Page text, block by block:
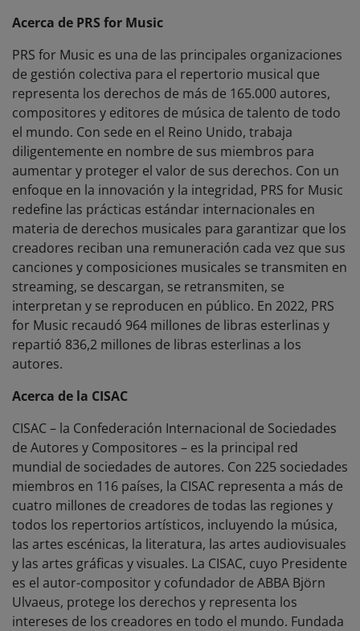
Acerca de PRS for Music
PRS for Music es una de las principales organizaciones
de gestión colectiva para el repertorio musical que
representa los derechos de más de 165.000 autores,
compositores y editores de música de talento de todo
el mundo. Con sede en el Reino Unido, trabaja
diligentemente en nombre de sus miembros para
aumentar y proteger el valor de sus derechos. Con un
enfoque en la innovación y la integridad, PRS for Music
redefine las prácticas estándar internacionales en
materia de derechos musicales para garantizar que los
creadores reciban una remuneración cada vez que sus
canciones y composiciones musicales se transmiten en
streaming, se descargan, se retransmiten, se
interpretan y se reproducen en público. En 2022, PRS
for Music recaudó 964 millones de libras esterlinas y
repartió 836,2 millones de libras esterlinas a los
autores.
Acerca de la CISAC
CISAC – la Confederación Internacional de Sociedades
de Autores y Compositores – es la principal red
mundial de sociedades de autores. Con 225 sociedades
miembros en 116 países, la CISAC representa a más de
cuatro millones de creadores de todas las regiones y
todos los repertorios artísticos, incluyendo la música,
las artes escénicas, la literatura, las artes audiovisuales
y las artes gráficas y visuales. La CISAC, cuyo Presidente
es el autor-compositor y cofundador de ABBA Björn
Ulvaeus, protege los derechos y representa los
intereses de los creadores en todo el mundo. Fundada